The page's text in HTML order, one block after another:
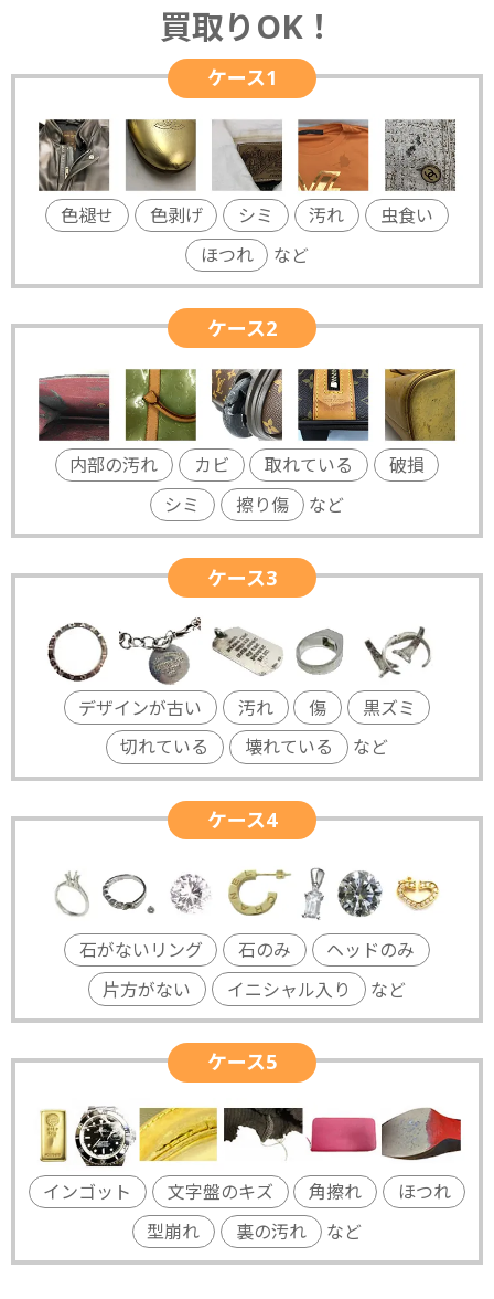
買取りOK！
ケース1
色褪せ 色剥げ シミ 汚れ
虫食い
ほつれ
など
ケース2
内部の汚れ カビ 取れている
破損
シミ
擦り傷 など
ケース3
デザインが古い 汚れ 傷
黒ズミ
切れている
壊れている など
ケース4
石がないリング 石のみ
ヘッドのみ
片方がない
イニシャル入り など
ケース5
インゴット 文字盤のキズ 角擦れ
ほつれ
型崩れ
裏の汚れ など